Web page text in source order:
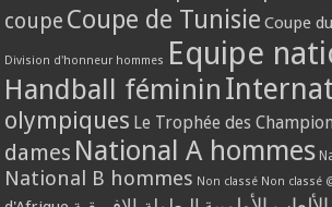
coupe Coupe de Tunisie Coupe
Division d'honneur hommes Equipe
Handball féminin
olympiques Le Trophée des
dames National A hommes
National B hommes Non classé Non classé